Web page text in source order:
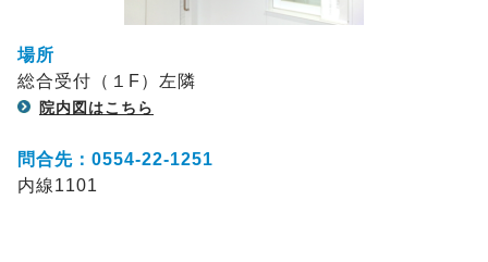
場所
総合受付（１F）左隣
院内図はこちら
問合先： 0554-22-1251
内線1101